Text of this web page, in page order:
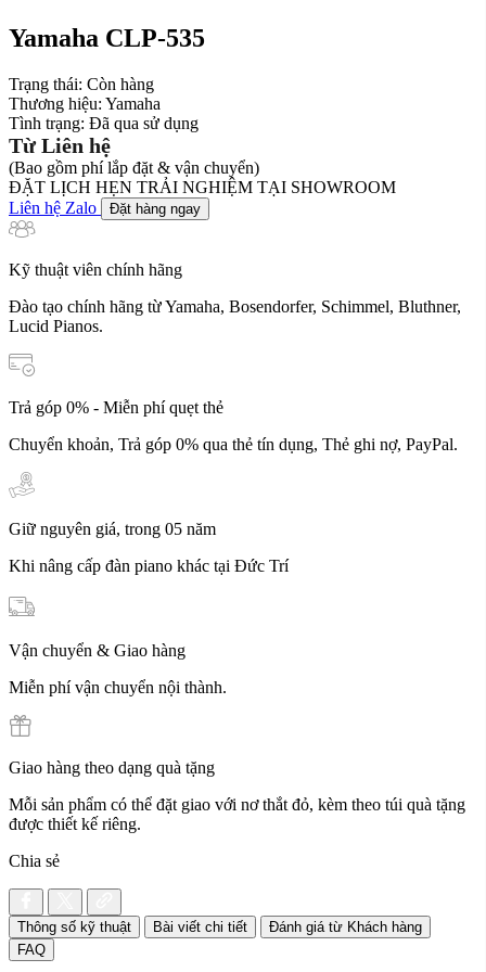
Yamaha CLP-535
Trạng thái: Còn hàng
Thương hiệu: Yamaha
Tình trạng: Đã qua sử dụng
Từ Liên hệ
(Bao gồm phí lắp đặt & vận chuyển)
ĐẶT LỊCH HẸN TRẢI NGHIỆM TẠI SHOWROOM
Liên hệ Zalo
Đặt hàng ngay
Kỹ thuật viên chính hãng
Đào tạo chính hãng từ Yamaha, Bosendorfer, Schimmel, Bluthner,
Lucid Pianos.
Trả góp 0% - Miễn phí quẹt thẻ
Chuyển khoản, Trả góp 0% qua thẻ tín dụng, Thẻ ghi nợ, PayPal.
Giữ nguyên giá, trong 05 năm
Khi nâng cấp đàn piano khác tại Đức Trí
Vận chuyển & Giao hàng
Miễn phí vận chuyển nội thành.
Giao hàng theo dạng quà tặng
Mỗi sản phẩm có thể đặt giao với nơ thắt đỏ, kèm theo túi quà tặng
được thiết kế riêng.
Chia sẻ
Thông số kỹ thuật Bài viết chi tiết
Đánh giá từ Khách hàng
FAQ